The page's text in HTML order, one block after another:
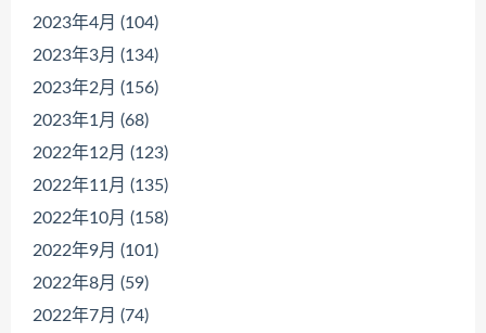
2023年4月 (104)
2023年3月 (134)
2023年2月 (156)
2023年1月 (68)
2022年12月 (123)
2022年11月 (135)
2022年10月 (158)
2022年9月 (101)
2022年8月 (59)
2022年7月 (74)